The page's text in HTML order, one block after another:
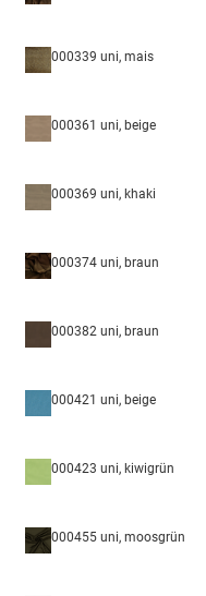
000339 uni, mais
000361 uni, beige
000369 uni, khaki
000374 uni, braun
000382 uni, braun
000421 uni, beige
000423 uni, kiwigrün
000455 uni, moosgrün